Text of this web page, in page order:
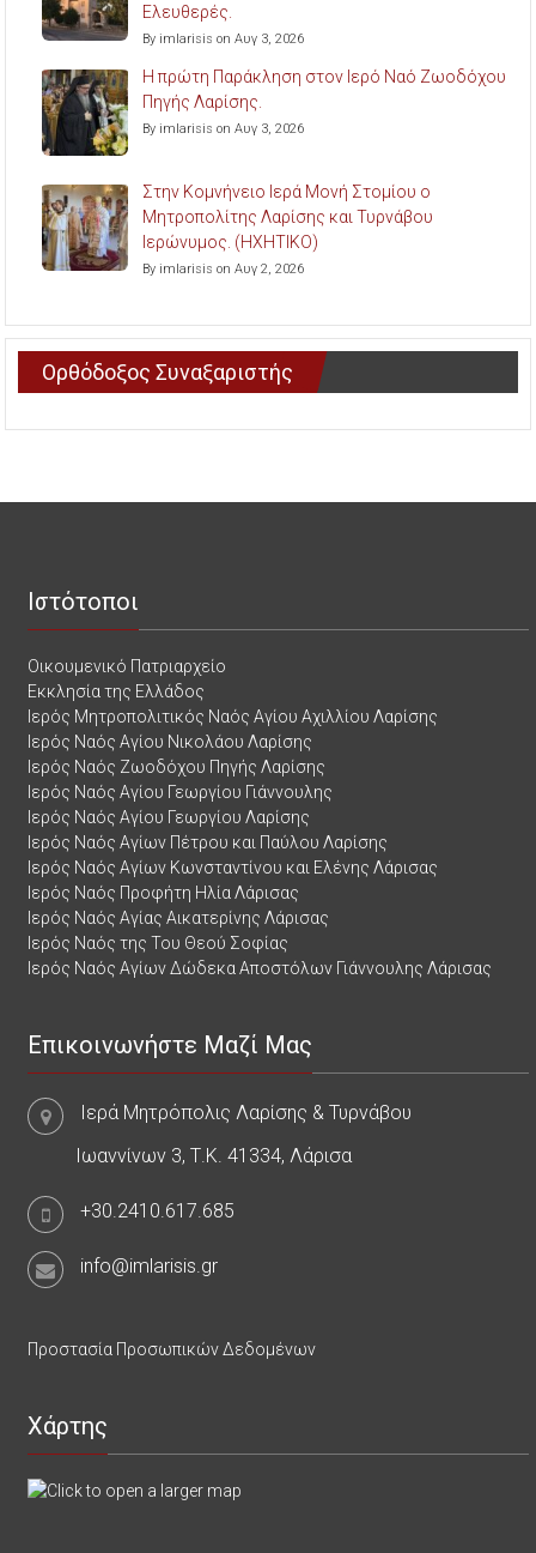
Ελευθερές.
By imlarisis on Αυγ 3, 2026
Η πρώτη Παράκληση στον Ιερό Ναό Ζωοδόχου
Πηγής Λαρίσης.
By imlarisis on Αυγ 3, 2026
Στην Κομνήνειο Ιερά Μονή Στομίου ο
Μητροπολίτης Λαρίσης και Τυρνάβου
Ιερώνυμος. (ΗΧΗΤΙΚΟ)
By imlarisis on Αυγ 2, 2026
Ορθόδοξος Συναξαριστής
Ιστότοποι
Οικουμενικό Πατριαρχείο
Εκκλησία της Ελλάδος
Ιερός Μητροπολιτικός Ναός Αγίου Αχιλλίου Λαρίσης
Ιερός Ναός Αγίου Νικολάου Λαρίσης
Ιερός Ναός Ζωοδόχου Πηγής Λαρίσης
Ιερός Ναός Αγίου Γεωργίου Γιάννουλης
Ιερός Ναός Αγίου Γεωργίου Λαρίσης
Ιερός Ναός Αγίων Πέτρου και Παύλου Λαρίσης
Ιερός Ναός Αγίων Κωνσταντίνου και Ελένης Λάρισας
Ιερός Ναός Προφήτη Ηλία Λάρισας
Ιερός Ναός Αγίας Αικατερίνης Λάρισας
Ιερός Ναός της Του Θεού Σοφίας
Ιερός Ναός Αγίων Δώδεκα Αποστόλων Γιάννουλης Λάρισας
Επικοινωνήστε Μαζί Μας
Ιερά Μητρόπολις Λαρίσης & Τυρνάβου
Ιωαννίνων 3, Τ.Κ. 41334, Λάρισα
+30.2410.617.685
info@imlarisis.gr
Προστασία Προσωπικών Δεδομένων
Χάρτης